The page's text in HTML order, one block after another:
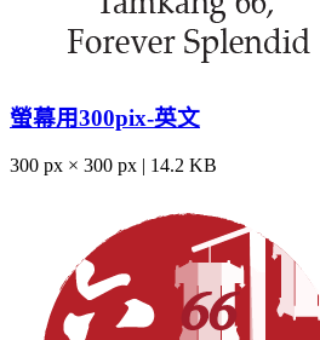
螢幕用300pix-英文
300 px × 300 px | 14.2 KB